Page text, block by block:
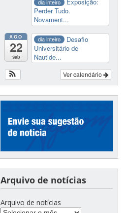
dia inteiro
Exposição:
Perder Tudo.
Novament...
AGO
22
sáb
dia inteiro
Desafio
Universitário de
Nautide...
Ver calendário
Arquivo de notícias
Arquivo de notícias